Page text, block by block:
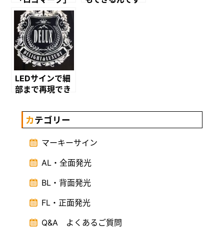
カテゴリー
マーキーサイン
AL・全面発光
BL・背面発光
FL・正面発光
Q&A よくあるご質問
の由来
LEDサインで細
部まで再現でき